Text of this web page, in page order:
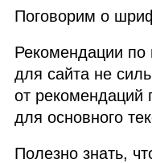
Поговорим о
Рекомендации
для сайта не
от
для основного
Полезно знать,